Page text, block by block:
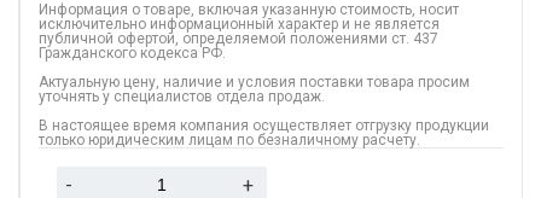
Информация о товаре, включая указанную стоимость, носит
исключительно информационный характер и не является
публичной офертой, определяемой положениями ст. 437
Гражданского кодекса РФ.
Актуальную цену, наличие и условия поставки товара просим
уточнять у специалистов отдела продаж.
В настоящее время компания осуществляет отгрузку продукции
только юридическим лицам по безналичному расчету.
- +